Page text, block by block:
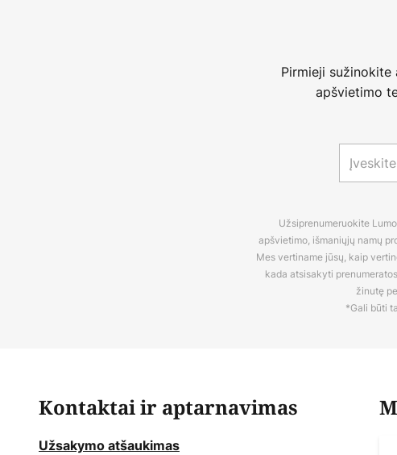
Pirmieji sužinokite
apšvietimo
Užsiprenumeruokite
apšvietimo, išmaniųjų namų
Mes vertiname jūsų, kaip
kada atsisakyti
žinutę
*Gali būti
Kontaktai ir aptarnavimas
Užsakymo atšaukimas